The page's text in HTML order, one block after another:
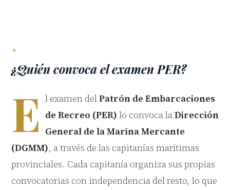
¿Quién convoca el examen PER?
E l examen delPatrón de Embarcaciones
de Recreo (PER) lo convoca laDirección
General de la Marina Mercante
(DGMM), a través de las capitanías marítimas
provinciales. Cada capitanía organiza sus propias
convocatorias con independencia del resto, lo que